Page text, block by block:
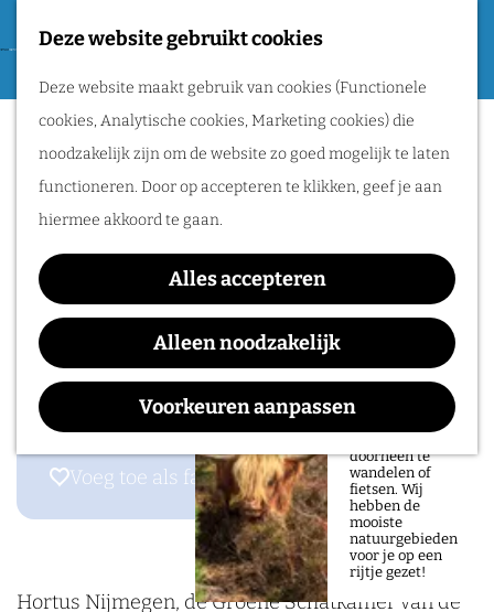
Deze website gebruikt cookies
Deze website maakt gebruik van cookies (Functionele
cookies, Analytische cookies, Marketing cookies) die
noodzakelijk zijn om de website zo goed mogelijk te laten
functioneren. Door op accepteren te klikken, geef je aan
hiermee akkoord te gaan.
Alles accepteren
Alleen noodzakelijk
Voorkeuren aanpassen
a
F
a
v
o
r
i
e
e
M
e
n
u
Routes
Wandelen
Fietsen
Routeplanner
Natuurgebieden
in het Rijk van
natuur in het Rijk
van Nijmegen is
doorheen te
wandelen of
fietsen. Wij
hebben de
mooiste
natuurgebieden
voor je op een
rijtje gezet!
Hortus Nijmegen
Contact
D'Almarasweg 22D
Nijmegen
Plan je routen
a
a
r
H
o
r
t
Voeg toe als favoriet
Voeg toe als favoriet
Hortus Nijmegen, de Groene Schatkamer van de